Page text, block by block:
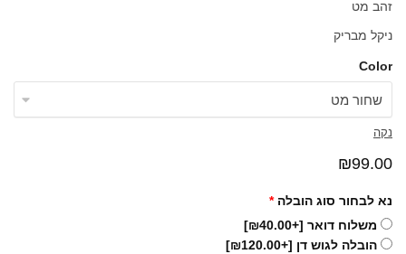
זהב מט
ניקל מבריק
Color
נקה
₪99.00
נא לבחור סוג הובלה *
משלוח דואר [+₪40.00]
הובלה לגוש דן [+₪120.00]